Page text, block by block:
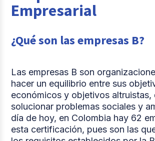
Empresarial
¿Qué son las empresas B?
Las empresas B son
hacer un equilibrio entre sus
económicos y objetivos altruistas,
solucionar problemas sociales y
día de hoy, en Colombia hay 62
esta certificación, pues son las